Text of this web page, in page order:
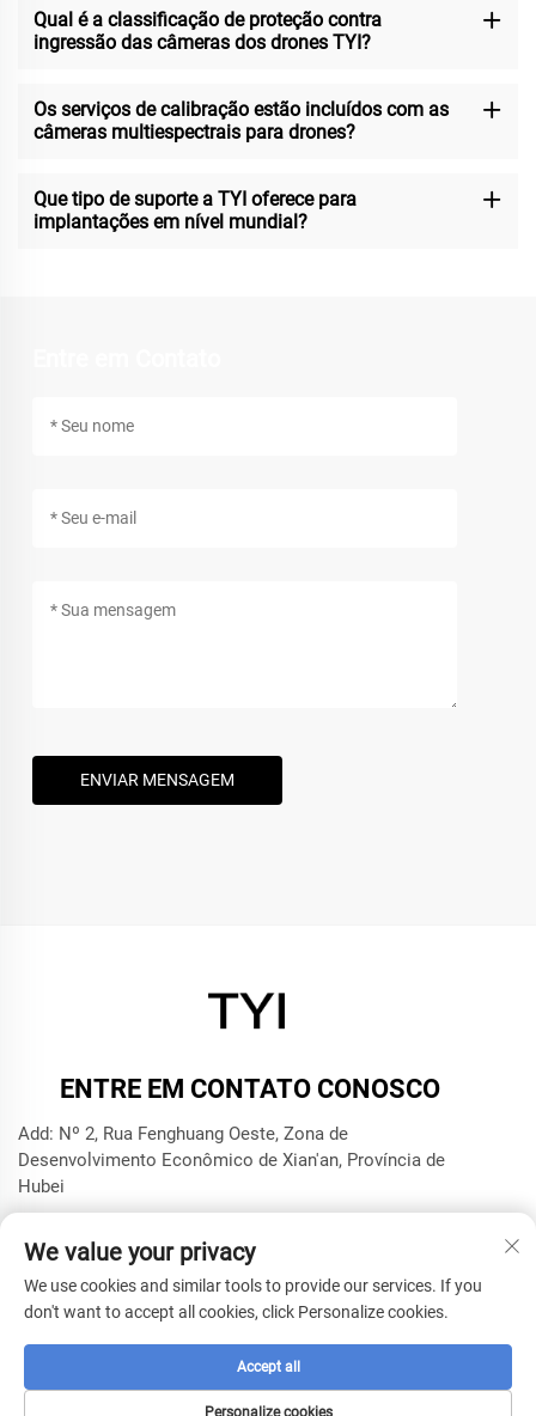
Qual é a classificação de proteção contra
ingressão das câmeras dos drones TYI?
Os serviços de calibração estão incluídos com as
câmeras multiespectrais para drones?
Que tipo de suporte a TYI oferece para
implantações em nível mundial?
ENVIAR MENSAGEM
ENTRE EM CONTATO CONOSCO
Add: Nº 2, Rua Fenghuang Oeste, Zona de
Desenvolvimento Econômico de Xian'an, Província de
Hubei
E-mail:[email protected]
Direitos autorais © 2025 por Xianning TYI Model Technology
Política de privacidade
We value your privacy
We use cookies and similar tools to provide our services. If you
don't want to accept all cookies, click Personalize cookies.
Personalize cookies
Accept all